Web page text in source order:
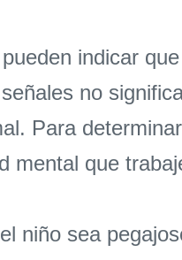
indicar
no
Para
mental que
niño sea